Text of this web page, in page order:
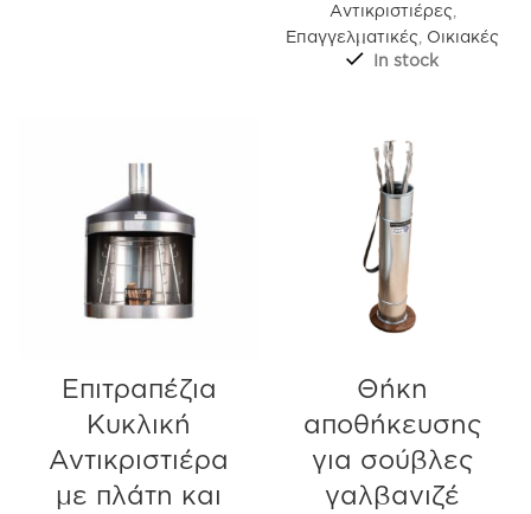
Αντικριστιέρες,
Επαγγελματικές Οικιακές
In stock
Επιτραπέζια
Κυκλική
Αντικριστιέρα
με πλάτη και
Θήκη
αποθήκευσης
για σούβλες
γαλβανιζέ